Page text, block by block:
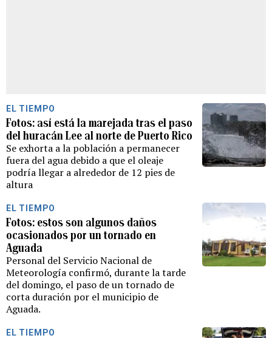
EL TIEMPO
Fotos: así está la marejada tras el paso
del huracán Lee al norte de Puerto Rico
Se exhorta a la población a permanecer
fuera del agua debido a que el oleaje
podría llegar a alrededor de 12 pies de
altura
EL TIEMPO
Fotos: estos son algunos daños
ocasionados por un tornado en
Aguada
Personal del Servicio Nacional de
Meteorología confirmó, durante la tarde
del domingo, el paso de un tornado de
corta duración por el municipio de
Aguada.
EL TIEMPO